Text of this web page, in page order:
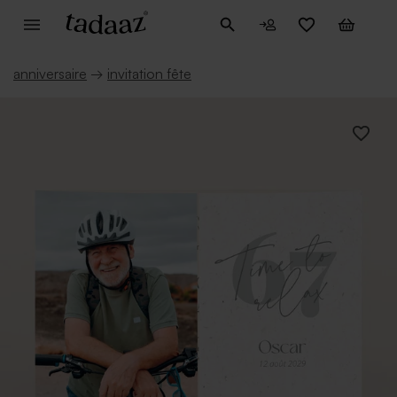
anniversaire → invitation fête